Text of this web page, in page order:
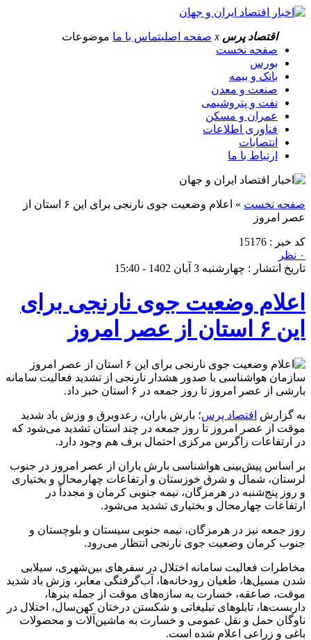
اقتصاد پرس x صفحه اصلیتماس با ما موضوعات
صفحه نخست
بورس
بانک و بیمه
صنعت و معدن
نفت و پتروشیمی
عمران و مسکن
فناوری اطلاعات
انتصابات
ارتباط با ما
صفحه نخست »
اعلام وضعیت جوی نارنجی برای این ۶ استان از
عصر امروز
کد خبر : 15176
۰ نظر
تاریخ انتشار : چهارشنبه 3 آبان 1402 - 15:40
اعلام وضعیت جوی نارنجی برای
این ۶ استان از عصر امروز
سازمان هواشناسی با صدور هشدار نارنجی از تشدید فعالیت سامانه
بارشی از عصر امروز تا روز جمعه در ۶ استان خبر داد.
به گزارش اقتصاد پرس؛ بارش باران، رعدوبرق و وزش باد شدید
موقت از عصر امروز تا روز جمعه در چند استان تشدید می‌شود که
در ارتفاعات زاگرس مرکزی احتمال برف هم وجود دارد.
بر اساس پیش‌بینی هواشناسی بارش باران از عصر امروز در جنوب
لرستان، شمال و شرق خوزستان و ارتفاعات چهارمحال و بختیاری
و روز پنج‌شنبه در هرمزگان، نیمه جنوبی کرمان و مجدداً در
ارتفاعات چهارمحال و بختیاری تشدید می‌شود.
روز جمعه نیز در هرمزگان، نیمه جنوبی سیستان و بلوچستان و
جنوب کرمان وضعیت جوی نارنجی انتظار می‌رود.
مخاطرات فعالیت سامانه اختلال در سفرهای بین‌شهری، سیلابی
شدن مسیل‌ها، طغیان رودخانه‌ها، آب‌گرفتگی معابر، وزش باد شدید
موقت، صاعقه، خسارت به سازه‌های موقت از جمله بنرها،
داربست‌ها، تابلوهای تبلیغاتی و شکستن درختان کهن‌سال، اختلال در
ناوگان حمل و نقل عمومی و خسارت به ماشین‌آلات و محصولات
باغی و زراعی اعلام شده است.